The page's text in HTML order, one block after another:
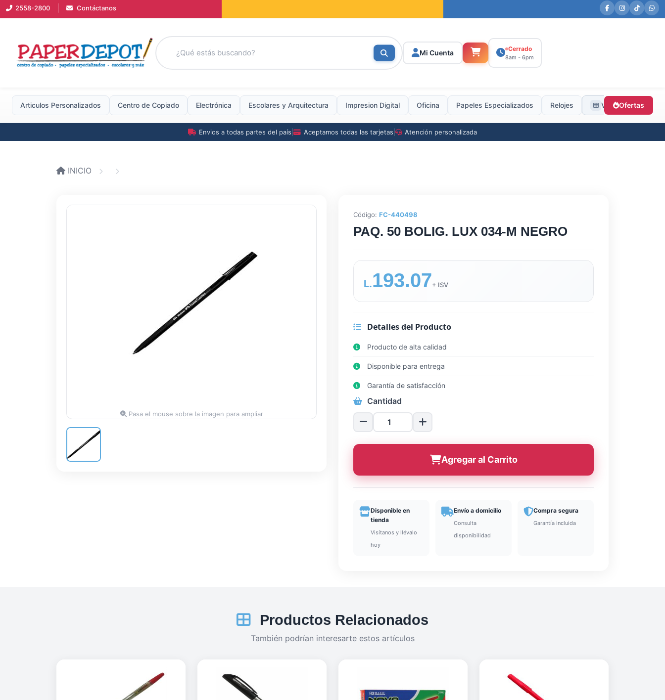
2558-2800 Contáctanos
Mi Cuenta Cerrado
8am - 6pm
Articulos Personalizados Centro de Copiado Electrónica Escolares y Arquitectura Impresion Digital Oficina Papeles Especializados Relojes Ver todas
Ofertas
Envios a todas partes del país Aceptamos todas las tarjetas Atención personalizada
INICIO
Pasa el mouse sobre la imagen para ampliar
Código: FC-440498
PAQ. 50 BOLIG. LUX 034-M NEGRO
L.193.07+ ISV
Detalles del Producto
Producto de alta calidad
Disponible para entrega
Garantía de satisfacción
Cantidad
Agregar al Carrito
Disponible en
tienda
Visítanos y llévalo
hoy
Envío a domicilio
Consulta
disponibilidad
Compra segura
Garantía incluida
Productos Relacionados
También podrían interesarte estos artículos